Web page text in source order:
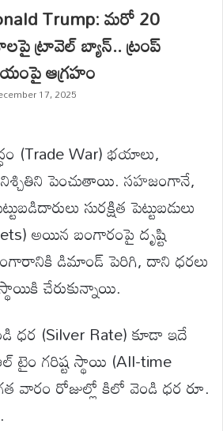
Trump: మరో 20
ట్రావెల్ బ్యాన్.. ట్రంప్
ఆగ్రహం
17, 2025
(Trade War) భయాలు,
పెంచుతాయి. సహజంగానే,
సురక్షిత పెట్టుబడులు
అయిన బంగారంపై దృష్టి
డిమాండ్ పెరిగి, దాని ధరలు
చేరుకున్నాయి.
ధర (Silver Rate) కూడా ఇదే
గరిష్ట స్థాయి (All-time
వారం రోజుల్లో కిలో వెండి ధర రూ.